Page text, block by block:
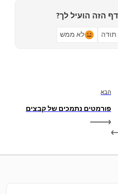
הזה הועיל לך?
תודה לא ממש
הבא
פורמטים נתמכים של קבצים